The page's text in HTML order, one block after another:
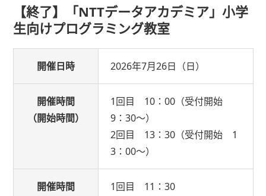
【終了】
「NTTデータアカデミア」小学
生向けプログラミング教室
開催日時 2026年7月26日（日）
開催時間
（開始時間）
1回目 10：00（受付開始
9：30～）
2回目 13：30（受付開始 1
3：00～）
開催時間
1回目 11：30